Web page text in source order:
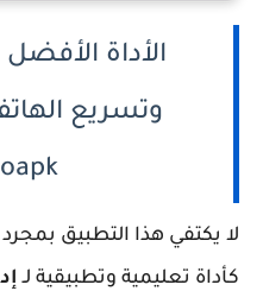
الأداة
وتسريع
لا يكتفي هذا التطبيق
كأداة تعليمية وتطبيقية لـ